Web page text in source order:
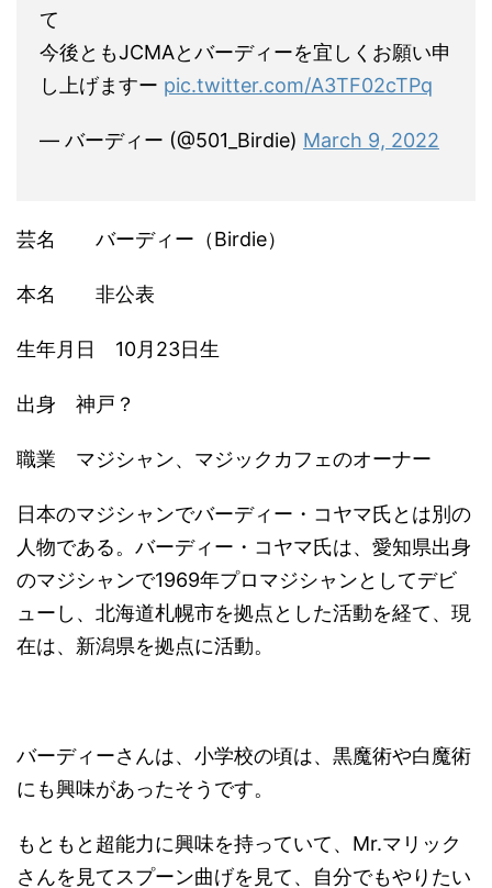
て
今後ともJCMAとバーディーを宜しくお願い申
し上げますー pic.twitter.com/A3TF02cTPq
— バーディー (@501_Birdie) March 9, 2022
芸名 バーディー（Birdie）
本名 非公表
生年月日 10月23日生
出身 神戸？
職業 マジシャン、マジックカフェのオーナー
日本のマジシャンでバーディー・コヤマ氏とは別の
人物である。バーディー・コヤマ氏は、愛知県出身
のマジシャンで1969年プロマジシャンとしてデビ
ューし、北海道札幌市を拠点とした活動を経て、現
在は、新潟県を拠点に活動。
バーディーさんは、小学校の頃は、黒魔術や白魔術
にも興味があったそうです。
もともと超能力に興味を持っていて、Mr.マリック
さんを見てスプーン曲げを見て、自分でもやりたい